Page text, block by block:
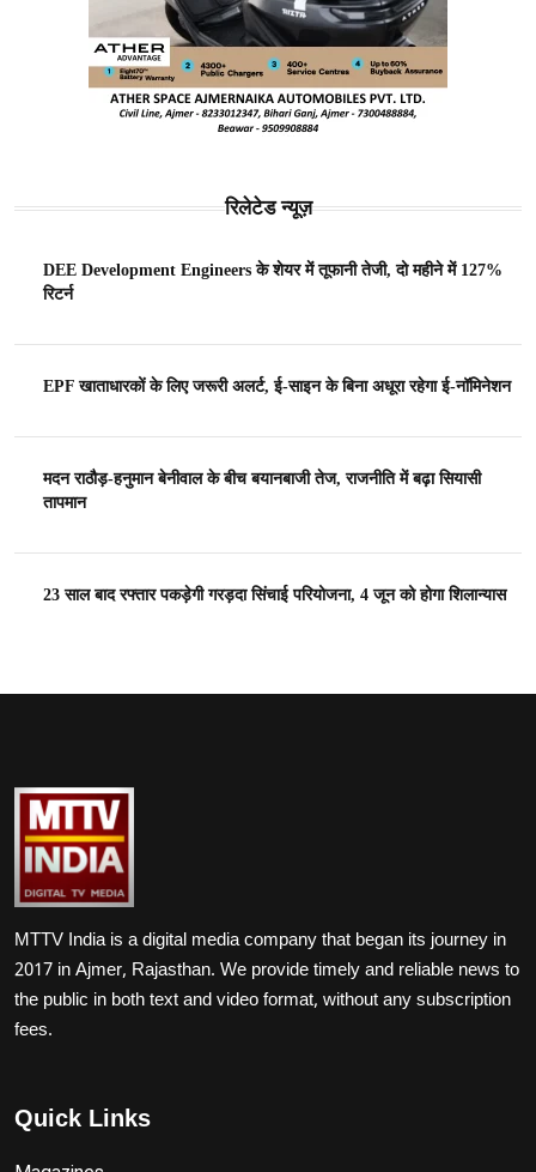
रिलेटेड न्यूज़
DEE Development Engineers के शेयर में तूफानी तेजी, दो महीने में 127%
रिटर्न
EPF खाताधारकों के लिए जरूरी अलर्ट, ई-साइन के बिना अधूरा रहेगा ई-नॉमिनेशन
मदन राठौड़-हनुमान बेनीवाल के बीच बयानबाजी तेज, राजनीति में बढ़ा सियासी
तापमान
23 साल बाद रफ्तार पकड़ेगी गरड़दा सिंचाई परियोजना, 4 जून को होगा शिलान्यास
MTTV India is a digital media company that began its journey in
2017 in Ajmer, Rajasthan. We provide timely and reliable news to
the public in both text and video format, without any subscription
fees.
Quick Links